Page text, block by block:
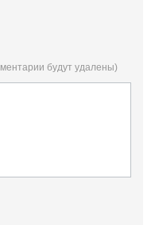
будут удалены)